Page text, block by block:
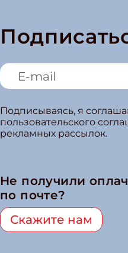
Подписываясь, я
пользовательского
рекламных рассылок.
Не получили
по почте?
Скажите нам